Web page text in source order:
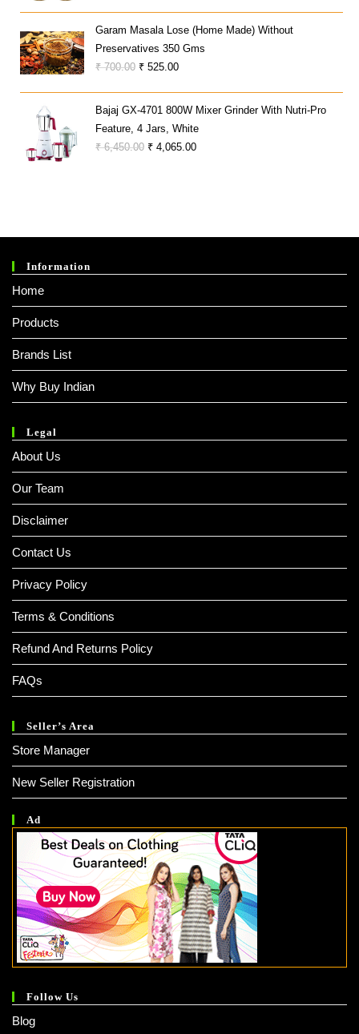
Was:
₹ 280.00.
Is:
₹ 238.00.
Garam Masala Lose (Home Made) Without
Preservatives 350 Gms
₹700.00 Original
Was:
₹ 700.00.
₹ 525.00Current
Is:
₹ 525.00.
Bajaj GX-4701 800W Mixer Grinder With Nutri-Pro
Feature, 4 Jars, White
₹6,450.00 Original
₹ 4,065.00Current
Information
Home
Products
Brands List
Why Buy Indian
Legal
About Us
Our Team
Disclaimer
Contact Us
Privacy Policy
Terms & Conditions
Refund And Returns Policy
FAQs
Seller’s Area
Store Manager
New Seller Registration
Ad
Follow Us
Blog